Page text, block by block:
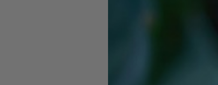
Kako serotonin
Kada su nivoi serotonina